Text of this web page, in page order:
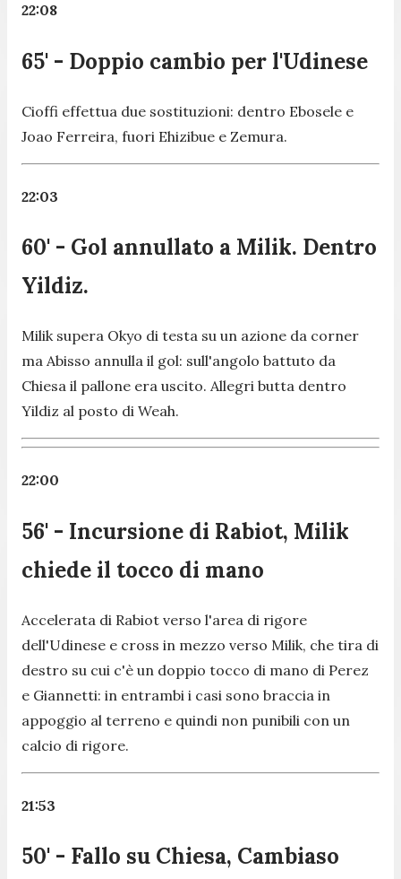
22:08
65' - Doppio cambio per l'Udinese
Cioffi effettua due sostituzioni: dentro Ebosele e
Joao Ferreira, fuori Ehizibue e Zemura.
22:03
60' - Gol annullato a Milik. Dentro
Yildiz.
Milik supera Okyo di testa su un azione da corner
ma Abisso annulla il gol: sull'angolo battuto da
Chiesa il pallone era uscito. Allegri butta dentro
Yildiz al posto di Weah.
22:00
56' - Incursione di Rabiot, Milik
chiede il tocco di mano
Accelerata di Rabiot verso l'area di rigore
dell'Udinese e cross in mezzo verso Milik, che tira di
destro su cui c'è un doppio tocco di mano di Perez
e Giannetti: in entrambi i casi sono braccia in
appoggio al terreno e quindi non punibili con un
calcio di rigore.
21:53
50' - Fallo su Chiesa, Cambiaso